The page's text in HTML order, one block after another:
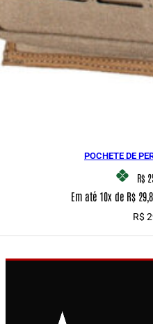
POCHETE DE
R$
Em até 10x de R$
R$